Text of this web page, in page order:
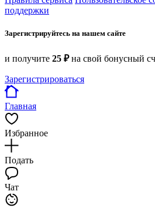
поддержки
Зарегистрируйтесь на нашем сайте
и получите 25 ₽на свой бонусный
Зарегистрироваться
Главная
Избранное
Подать
Чат